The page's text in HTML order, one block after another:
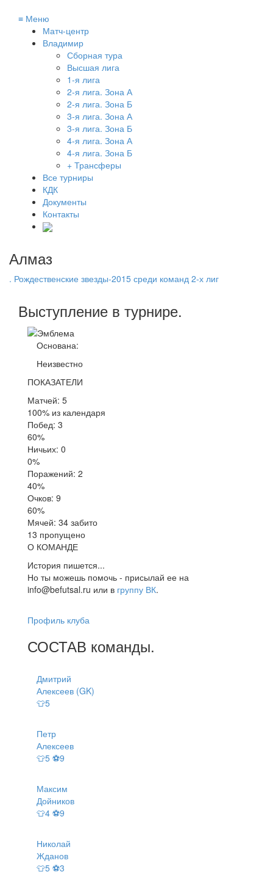
≡ Меню
Матч-центр
Владимир
Сборная тура
Высшая лига
1-я лига
2-я лига. Зона А
2-я лига. Зона Б
3-я лига. Зона А
3-я лига. Зона Б
4-я лига. Зона А
4-я лига. Зона Б
+ Трансферы
Все турниры
КДК
Документы
Контакты
Алмаз
. Рождественские звезды-2015 среди команд 2-х лиг
Выступление в турнире.
Основана:
Неизвестно
ПОКАЗАТЕЛИ
Матчей: 5
100% из календаря
Побед: 3
60%
Ничьих: 0
0%
Поражений: 2
40%
Очков: 9
60%
Мячей: 34 забито
13 пропущено
О КОМАНДЕ
История пишется...
Но ты можешь помочь - присылай ее на
info@befutsal.ru или в группу ВК.
Профиль клуба
СОСТАВ команды.
Дмитрий
Алексеев (GK)
👕5
Петр
Алексеев
👕5 ⚽9
Максим
Дойников
👕4 ⚽9
Николай
Жданов
👕5 ⚽3